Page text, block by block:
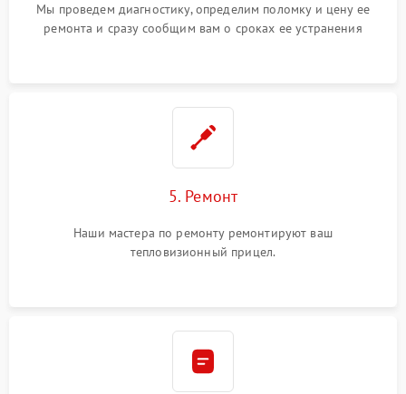
Мы проведем диагностику, определим поломку и цену ее
ремонта и сразу сообщим вам о сроках ее устранения
5. Ремонт
Наши мастера по ремонту ремонтируют ваш
тепловизионный прицел.